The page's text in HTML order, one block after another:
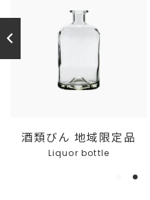
酒類びん 地域限定品
Liquor bottle